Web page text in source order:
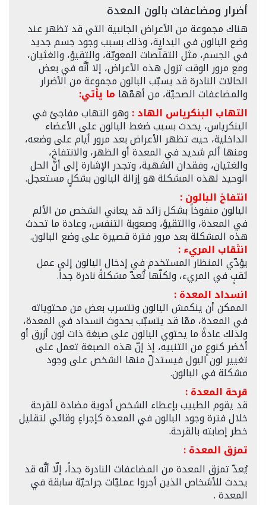
أضرار ومضاعفات بالون المعدة
هناك مجموعة من الأعراض الجانبية التي قد تظهر عند
وضع البالون في البداية، وذلك بسبب وجود جسم جديد
في الجسم، مثل التقلّصات المعويّة، والتقيؤ، والغثيان،
ومع مرور الوقت تزول هذه الأعراض، إلا أنَّه في بعض
الحالات النادرة قد يسبّب البالون مجموعة من الأضرار
والمضاعفات الصحيّة، من أهمّها ما يأتي:
التهاب البنكرياس الهاد : وهو التهاب مفاجئ في
البنكرياس، يحدث بسبب ضغط البالون على الأعضاء
الداخلية، حيث تظهر الأعراض بعد مرور أيام على وضعه،
ومنها ألم شديد في المعدة أو الظهر، والانتفاخ،
والغثيان، وفقدان الشهية، وتجدر الإشارة إلى أنَّ الحل
الوحيد لهذه المشكلة هو إزالة البالون بشكلٍ مستعجل.
انتفاخ البالون :
البالون منفوخاً بشكل زائد قد يعاني الشخص من الألم
في المعدة، واالتقيؤ، وصعوبة التنفس، وعادة ما تحدث
هذه المشكلة بعد مرور فترة قصيرة على وضع البالون.
انثقاب المريء :
يؤدّي المنظار المستخدم في إدخال البالون إلى عمل
ثقبٍ في المريء، ولكنّها تُعدّ مشكلةً نادرة جداً.
انسداد المعدة :
الممكن أن ينكمش البالون وتتسرب بعض من محتوياته
في المعدة، ممّا قد يتسبّب بحدوث انسداد في المعدة،
ولذلك عادةً ما يحتوي البالون على صبغة ذات لون أزرق أو
أخضر كنوعٍ من التنبيه، إذ إنّ هذه الصبغة تعمل على
تغيير لون البول فيستدلّ منها الشخص على وجود
مشكلة في البالون.
قرحة المعدة :
قد يقوم الطبيب بإعطاء الشخص أدوية مضادة للقرحة
خلال فترة وجود البالون في المعدة كإجراءٍ وقائي لتقليل
خطر إصابته بالقرحة.
تمزق المعدة :
يُعدّ تمزق المعدة من المضاعفات النادرة جداً، إلّا أنَّه قد
يحدث للأشخاص الذين أجروا عمليّات جراحيّة سابقة في
المعدة .